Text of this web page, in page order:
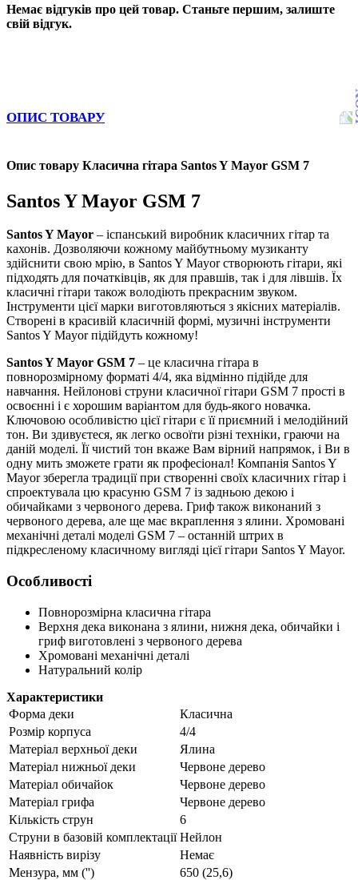
Немає відгуків про цей товар. Станьте першим, залиште
свій відгук.
ОПИС ТОВАРУ
Опис товару Класична гітара Santos Y Mayor GSM 7
Santos Y Mayor GSM 7
Santos Y Mayor – іспанський виробник класичних гітар та
кахонів. Дозволяючи кожному майбутньому музиканту
здійснити свою мрію, в Santos Y Mayor створюють гітари, які
підходять для початківців, як для правшів, так і для лівшів. Їх
класичні гітари також володіють прекрасним звуком.
Інструменти цієї марки виготовляються з якісних матеріалів.
Створені в красивій класичній формі, музичні інструменти
Santos Y Mayor підійдуть кожному!
Santos Y Mayor GSM 7 – це класична гітара в
повнорозмірному форматі 4/4, яка відмінно підійде для
навчання. Нейлонові струни класичної гітари GSM 7 прості в
освоєнні і є хорошим варіантом для будь-якого новачка.
Ключовою особливістю цієї гітари є її приємний і мелодійний
тон. Ви здивуєтеся, як легко освоїти різні техніки, граючи на
даній моделі. Її чистий тон вкаже Вам вірний напрямок, і Ви в
одну мить зможете грати як професіонал! Компанія Santos Y
Mayor зберегла традиції при створенні своїх класичних гітар і
спроектувала цю красуню GSM 7 із задньою декою і
обичайками з червоного дерева. Гриф також виконаний з
червоного дерева, але ще має вкраплення з ялини. Хромовані
механічні деталі моделі GSM 7 – останній штрих в
підкресленому класичному вигляді цієї гітари Santos Y Mayor.
Особливості
Повнорозмірна класична гітара
Верхня дека виконана з ялини, нижня дека, обичайки і
гриф виготовлені з червоного дерева
Хромовані механічні деталі
Натуральний колір
Характеристики
Форма деки
Класична
Розмір корпуса
4/4
Матеріал верхньої деки
Ялина
Матеріал нижньої деки
Червоне дерево
Матеріал обичайок
Червоне дерево
Матеріал грифа
Червоне дерево
Кількість струн
6
Струни в базовій комплектації Нейлон
Наявність вирізу
Немає
Мензура, мм ('')
650 (25,6)